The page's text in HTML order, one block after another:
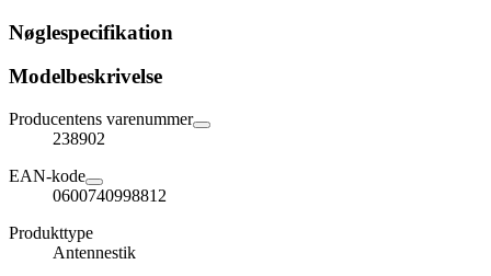
Nøglespecifikation
Modelbeskrivelse
Producentens varenummer
238902
EAN-kode
0600740998812
Produkttype
Antennestik